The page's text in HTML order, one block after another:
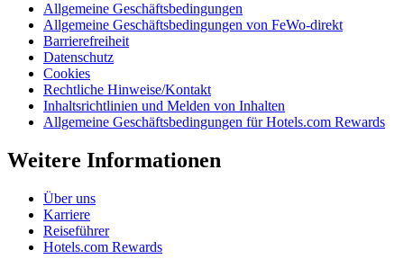
Allgemeine Geschäftsbedingungen
Allgemeine Geschäftsbedingungen von FeWo-direkt
Barrierefreiheit
Datenschutz
Cookies
Rechtliche Hinweise/Kontakt
Inhaltsrichtlinien und Melden von Inhalten
Allgemeine Geschäftsbedingungen für Hotels.com Rewards
Weitere Informationen
Über uns
Karriere
Reiseführer
Hotels.com Rewards